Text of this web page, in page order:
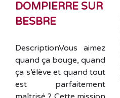
DOMPIERRE SUR
BESBRE
DescriptionVous aimez
quand ça bouge, quand
ça s’élève et quand tout
est parfaitement